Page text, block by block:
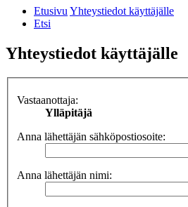
EtusivuYhteystiedot käyttäjälle
Etsi
Yhteystiedot käyttäjälle
Vastaanottaja:
Ylläpitäjä
Anna lähettäjän sähköpostiosoite:
Anna lähettäjän nimi: